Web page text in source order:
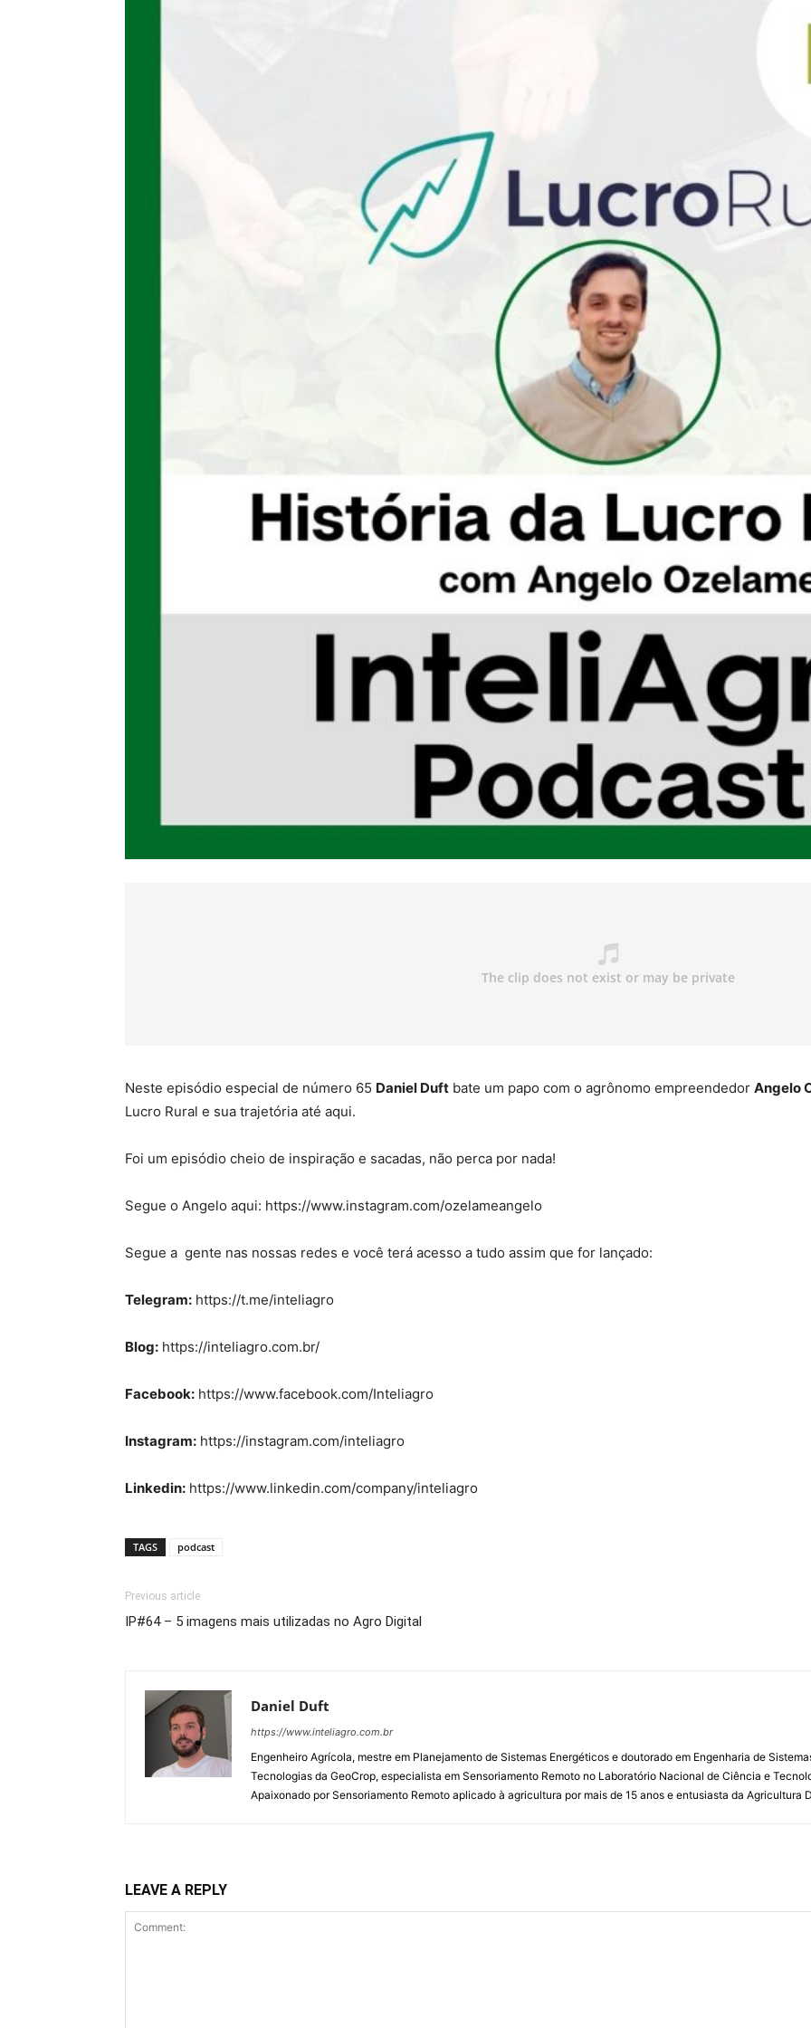
Neste episódio especial de número 65 Daniel Duft bate um papo com o agrônomo empreendedor Angelo
Lucro Rural e sua trajetória até aqui.
Foi um episódio cheio de inspiração e sacadas, não perca por nada!
Segue o Angelo aqui: https://www.instagram.com/ozelameangelo
Segue a gente nas nossas redes e você terá acesso a tudo assim que for lançado:
Telegram: https://t.me/inteliagro
Blog: https://inteliagro.com.br/
Facebook: https://www.facebook.com/Inteliagro
Instagram: https://instagram.com/inteliagro
Linkedin: https://www.linkedin.com/company/inteliagro
TAGS podcast
Previous article
IP#64 – 5 imagens mais utilizadas no Agro Digital
Daniel Duft
https://www.inteliagro.com.br
Engenheiro Agrícola, mestre em Planejamento de Sistemas Energéticos e doutorado em Engenharia de
Tecnologias da GeoCrop, especialista em Sensoriamento Remoto no Laboratório Nacional de Ciência e
Apaixonado por Sensoriamento Remoto aplicado à agricultura por mais de 15 anos e entusiasta da Agricultura
LEAVE A REPLY